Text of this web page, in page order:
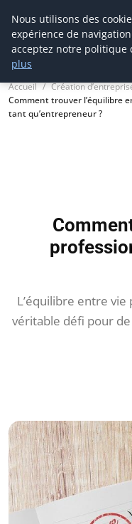
Techsumo
Accueil
Création
Comment trouver l’équilibre
tant qu’entrepreneur ?
L’équilibre entre
véritable défi pour
Nous utilisons des
expérience de
acceptez notre politique
plus